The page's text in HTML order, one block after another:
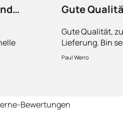
Gute
Gute Qualität,
Lieferung. Bin
Paul Werro
Bewertungen